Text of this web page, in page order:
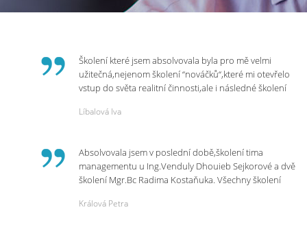
Školení které jsem absolvovala byla pro mě velmi
užitečná,nejenom školení “nováčků“,které mi otevřelo
vstup do světa realitní činnosti,ale i následné školení
p.Vendulce která s nesmírnou lidskostí,přesto
potřebná školení,která Realitní Akademie umožňuje.
Líbalová Iva
Absolvovala jsem v poslední době,školení tima
managementu u Ing.Venduly Dhouieb Sejkorové a dvě
školení Mgr.Bc Radima Kostaňuka. Všechny školení
práci a na život.
Králová Petra